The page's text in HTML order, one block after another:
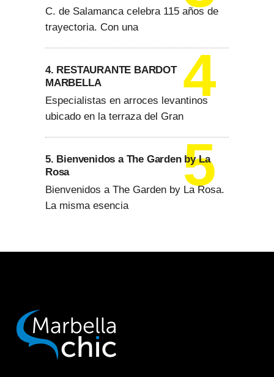
C. de Salamanca celebra 115 años de
trayectoria. Con una
4. RESTAURANTE BARDOT
MARBELLA
Especialistas en arroces levantinos
ubicado en la terraza del Gran
5. Bienvenidos a The Garden by La
Rosa
Bienvenidos a The Garden by La Rosa.
La misma esencia